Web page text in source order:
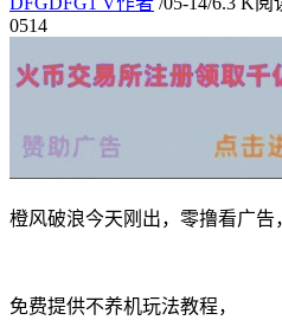
0514
橙风破浪今天刚出，零撸看广告
免费提供不养机玩法教程，